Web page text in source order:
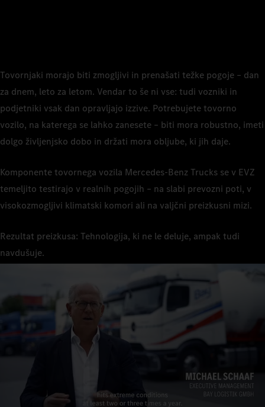
Tovornjaki morajo biti zmogljivi in prenašati težke pogoje – dan
za dnem, leto za letom. Vendar to še ni vse: tudi vozniki in
podjetniki vsak dan opravljajo izzive. Potrebujete tovorno
vozilo, na katerega se lahko zanesete – biti mora robustno, imeti
dolgo življenjsko dobo in držati mora obljube, ki jih daje.
Komponente tovornega vozila Mercedes-Benz Trucks se v EVZ
temeljito testirajo v realnih pogojih – na slabi prevozni poti, v
visokozmogljivi klimatski komori ali na valjčni preizkusni mizi.
Rezultat preizkusa: Tehnologija, ki ne le deluje, ampak tudi
navdušuje.